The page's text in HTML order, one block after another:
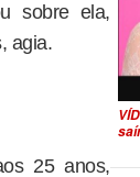
sobre ela,
agia.
25 anos,